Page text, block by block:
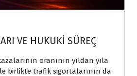
VE HUKUKİ SÜREÇ
oranının yıldan yıla
birlikte trafik sigortalarının da